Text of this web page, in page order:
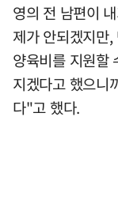
영의 전 남편이
제가 안되겠지만
양육비를 지원할
지겠다고 했으니
다"고 했다.